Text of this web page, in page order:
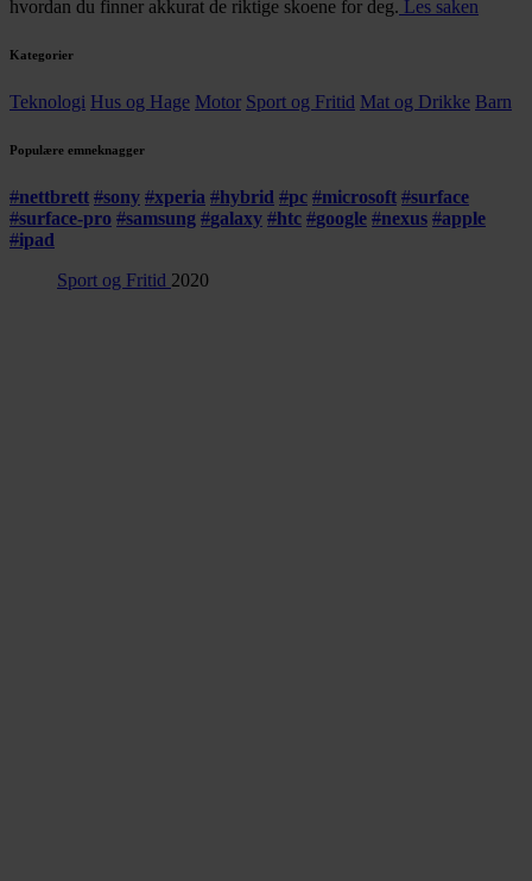
hvordan du finner akkurat de riktige skoene for deg. Les saken
Kategorier
Teknologi Hus og Hage Motor Sport og Fritid Mat og Drikke Barn
Populære emneknagger
#nettbrett #sony #xperia #hybrid #pc #microsoft #surface
#surface-pro #samsung #galaxy #htc #google #nexus #apple
#ipad
Sport og Fritid 2020